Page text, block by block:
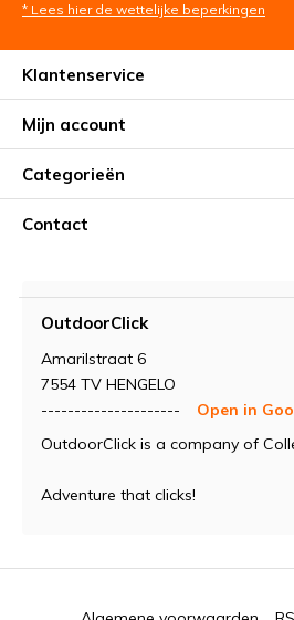
* Lees hier de wettelijke beperkingen
Klantenservice
Mijn account
Categorieën
Contact
OutdoorClick
Amarilstraat 6
7554 TV HENGELO
---------------------
Open in
OutdoorClick is a company of
Adventure that clicks!